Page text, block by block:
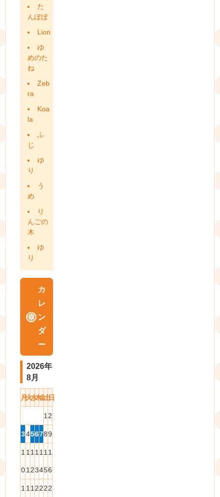
た
んぽぽ
Lion
ゆ
めのた
ね
Zeb
ra
Koa
la
ふ
じ
ゆ
り
う
め
り
んごの
木
ゆ
り
カ
レ
ン
ダ
ー
2026年
8月
月火水木金土日
1 2
3456789
1
0
1
1
1
2
1
3
1
4
1
5
1
6
1 1 1 2222